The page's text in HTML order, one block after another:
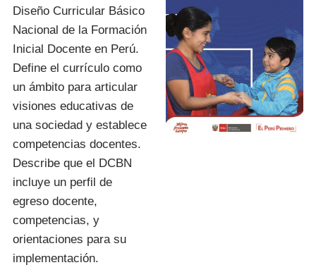
Diseño Curricular Básico
Nacional de la Formación
Inicial Docente en Perú.
Define el currículo como
un ámbito para articular
visiones educativas de
una sociedad y establece
competencias docentes.
Describe que el DCBN
incluye un perfil de
egreso docente,
competencias, y
orientaciones para su
implementación.